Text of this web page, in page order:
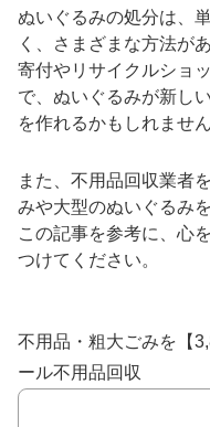
ぬいぐるみの処分は、
く、さまざまな方法が
寄付やリサイクルショ
で、ぬいぐるみが新し
を作れるかもしれません
また、不用品回収業者
みや大型のぬいぐるみ
この記事を参考に、心
つけてください。
不用品・粗大ごみを【
ール不用品回収